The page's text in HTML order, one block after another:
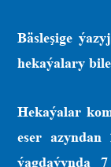
Bäsleşige
hekaýalary
Hekaýalar
eser
ýagdaýynda